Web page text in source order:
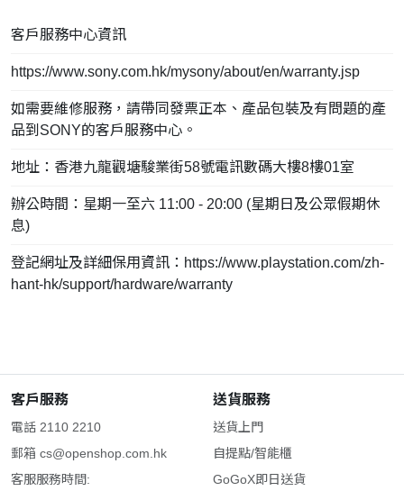
客戶服務中心資訊
https://www.sony.com.hk/mysony/about/en/warranty.jsp
如需要維修服務，請帶同發票正本、產品包裝及有問題的產
品到SONY的客戶服務中心。
地址：香港九龍觀塘駿業街58號電訊數碼大樓8樓01室
辦公時間：星期一至六 11:00 - 20:00 (星期日及公眾假期休
息)
登記網址及詳細保用資訊： https://www.playstation.com/zh-
hant-hk/support/hardware/warranty
客戶服務
電話 2110 2210
郵箱 cs@openshop.com.hk
客服服務時間:
送貨服務
送貨上門
自提點/智能櫃
GoGoX即日送貨